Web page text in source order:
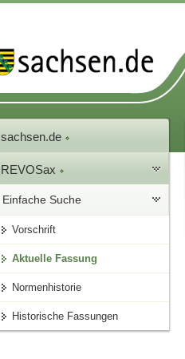
sachsen.de
REVOSax
Einfache Suche
Vorschrift
Aktuelle Fassung
Normenhistorie
Historische Fassungen